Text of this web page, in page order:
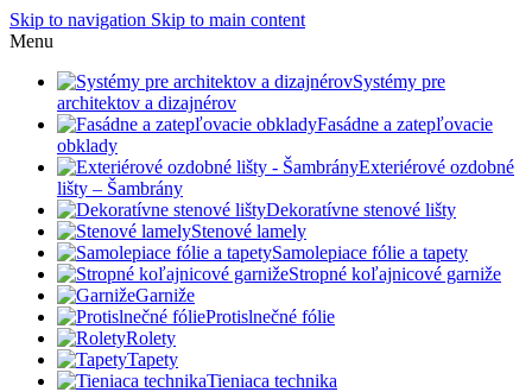
Skip to navigation Skip to main content
Menu
Systémy pre
architektov a dizajnérov
Fasádne a zatepľovacie
obklady
Exteriérové ozdobné
lišty – Šambrány
Dekoratívne stenové lišty
Stenové lamely
Samolepiace fólie a tapety
Stropné koľajnicové garniže
Garniže
Protislnečné fólie
Rolety
Tapety
Tieniaca technika